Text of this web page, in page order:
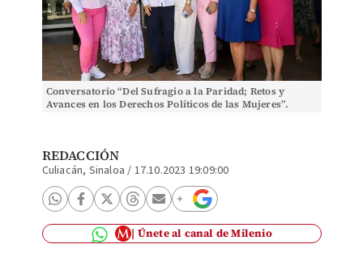
Conversatorio “Del Sufragio a la Paridad; Retos y
Avances en los Derechos Políticos de las Mujeres”.
REDACCIÓN
Culiacán, Sinaloa / 17.10.2023 19:09:00
Únete al canal de Milenio